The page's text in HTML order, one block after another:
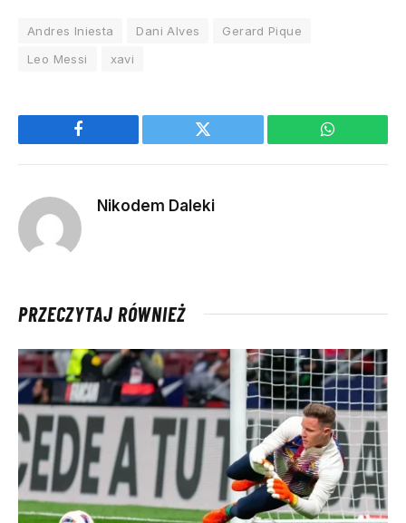
Andres Iniesta Dani Alves
Gerard Pique
Leo Messi
xavi
Facebook Twitter WhatsApp
Nikodem Daleki
PRZECZYTAJ RÓWNIEŻ